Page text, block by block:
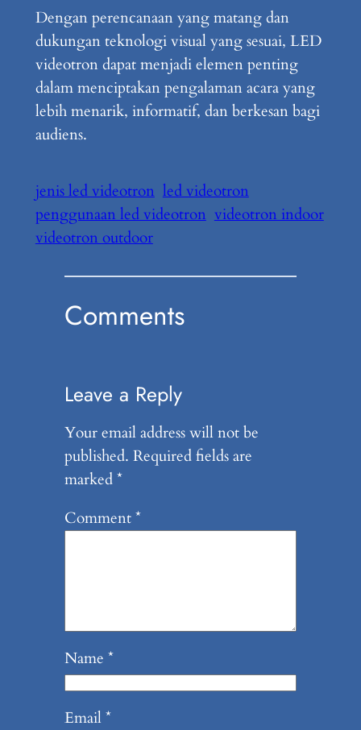
Dengan perencanaan yang matang dan
dukungan teknologi visual yang sesuai, LED
videotron dapat menjadi elemen penting
dalam menciptakan pengalaman acara yang
lebih menarik, informatif, dan berkesan bagi
audiens.
jenis led videotron led videotron
penggunaan led videotron videotron indoor
videotron outdoor
Comments
Leave a Reply
Your email address will not be
published. Required fields are
marked*
Comment*
Name *
Email*